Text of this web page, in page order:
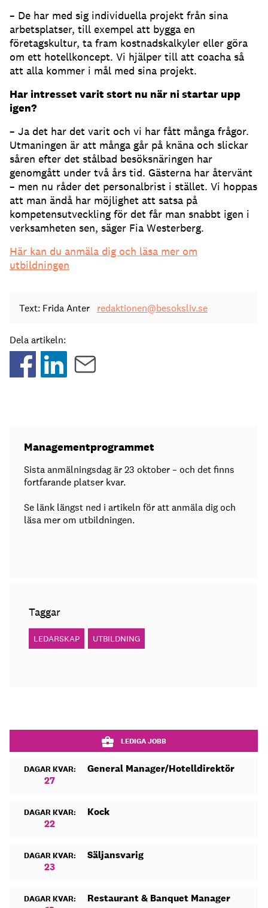
– De har med sig individuella projekt från sina
arbetsplatser, till exempel att bygga en
företagskultur, ta fram kostnadskalkyler eller göra
om ett hotellkoncept. Vi hjälper till att coacha så
att alla kommer i mål med sina projekt.
Har intresset varit stort nu när ni startar upp
igen?
– Ja det har det varit och vi har fått många frågor.
Utmaningen är att många går på knäna och slickar
såren efter det stålbad besöksnäringen har
genomgått under två års tid. Gästerna har återvänt
– men nu råder det personalbrist i stället. Vi hoppas
att man ändå har möjlighet att satsa på
kompetensutveckling för det får man snabbt igen i
verksamheten sen, säger Fia Westerberg.
Här kan du anmäla dig och läsa mer om
utbildningen
Text: Frida Anter redaktionen@besoksliv.se
Dela artikeln:
Managementprogrammet
Sista anmälningsdag är 23 oktober – och det finns
fortfarande platser kvar.
Se länk längst ned i artikeln för att anmäla dig och
läsa mer om utbildningen.
Taggar
LEDARSKAP UTBILDNING
LEDIGA JOBB
DAGAR KVAR:
27
General Manager/Hotelldirektör
DAGAR KVAR:
22
Kock
DAGAR KVAR:
23
Säljansvarig
DAGAR KVAR: Restaurant & Banquet Manager